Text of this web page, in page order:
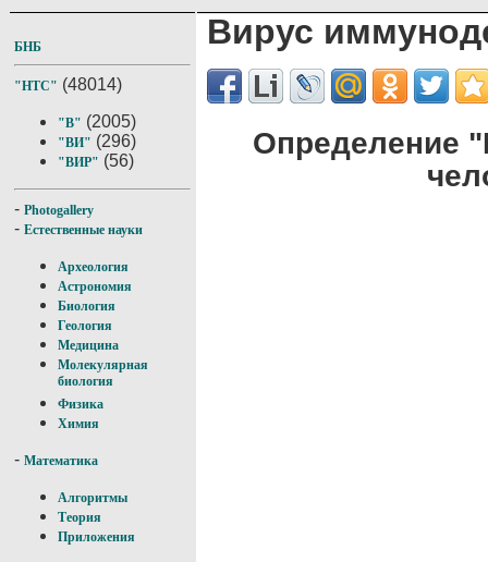
БНБ
"НТС" (48014)
"В" (2005)
"ВИ" (296)
"ВИР" (56)
- Photogallery
- Естественные науки
Археология
Астрономия
Биология
Геология
Медицина
Молекулярная
биология
Физика
Химия
- Математика
Алгоритмы
Теория
Приложения
Вирус
Определение